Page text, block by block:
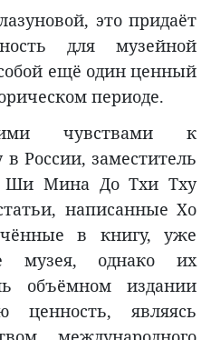
это придаёт
для музейной
ещё один ценный
периоде.
чувствами к
России, заместитель
Ши Мина До Тхи Тху
написанные Хо
в книгу, уже
музея, однако их
объёмном издании
ценность, являясь